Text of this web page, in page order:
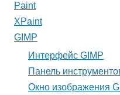
Paint
XPaint
GIMP
Интерфейс GIMP
Панель
Окно изображения